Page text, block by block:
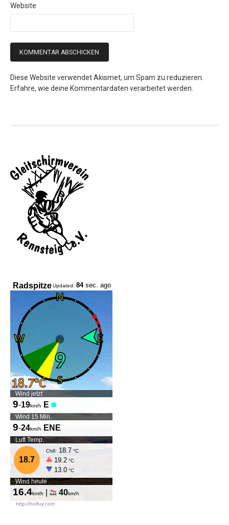
Website
Diese Website verwendet Akismet, um Spam zu reduzieren.
Erfahre, wie deine Kommentardaten verarbeitet werden.